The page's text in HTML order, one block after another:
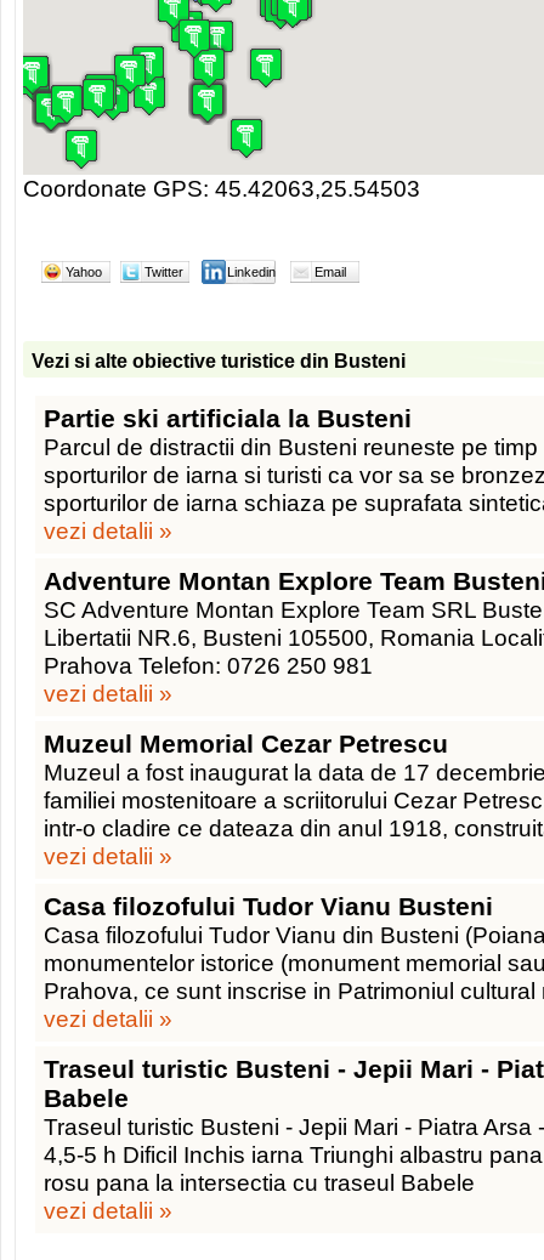
Coordonate GPS: 45.42063,25.54503
Yahoo Twitter Linkedin Email
Vezi si alte obiective turistice din Busteni
Partie ski artificiala la Busteni
Parcul de distractii din Busteni reuneste pe
sporturilor de iarna si turisti ca vor sa se
sporturilor de iarna schiaza pe suprafata
vezi detalii »
Adventure Montan Explore Team
SC Adventure Montan Explore Team SRL
Libertatii NR.6, Busteni 105500, Romania
Prahova Telefon: 0726 250 981
vezi detalii »
Muzeul Memorial Cezar Petrescu
Muzeul a fost inaugurat la data de 17
familiei mostenitoare a scriitorului Cezar
intr-o cladire ce dateaza din anul 1918,
vezi detalii »
Casa filozofului Tudor Vianu Busteni
Casa filozofului Tudor Vianu din Busteni
monumentelor istorice (monument memorial
Prahova, ce sunt inscrise in Patrimoniul cultural
vezi detalii »
Traseul turistic Busteni - Jepii Mari -
Babele
Traseul turistic Busteni - Jepii Mari - Piatra
4,5-5 h Dificil Inchis iarna Triunghi albastru
rosu pana la intersectia cu traseul Babele
vezi detalii »